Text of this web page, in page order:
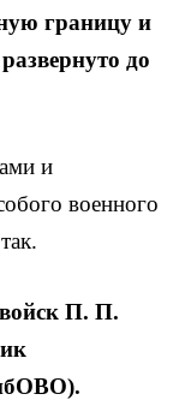
границу и
до
и
военного
П. П.